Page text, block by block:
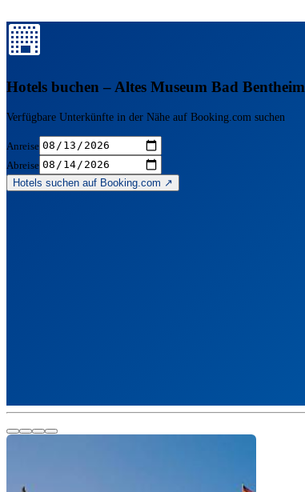
Hotels buchen – Altes Museum Bad Bentheim
Verfügbare Unterkünfte in der Nähe auf Booking.com suchen
Anreise
Abreise
Hotels suchen auf Booking.com ↗